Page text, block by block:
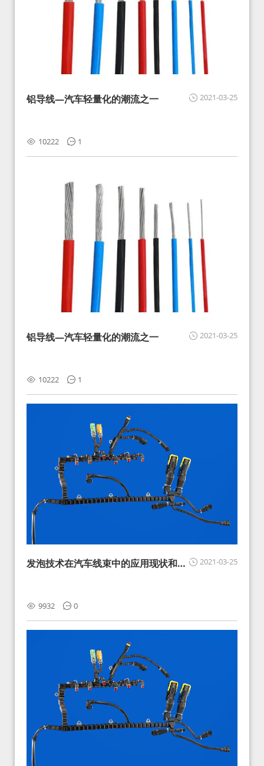
2021-03-25
铝导线—汽车轻量化的潮流之一
10222 1
2021-03-25
铝导线—汽车轻量化的潮流之一
10222 1
2021-03-25
发泡技术在汽车线束中的应用现状和展
9932 0